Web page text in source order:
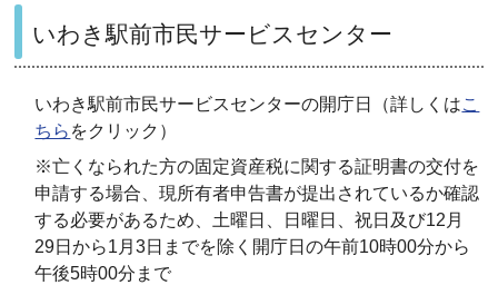
いわき駅前市民サービスセンター
いわき駅前市民サービスセンターの開庁日（詳しくはこ
ちら をクリック）
※亡くなられた方の固定資産税に関する証明書の交付を
申請する場合、現所有者申告書が提出されているか確認
する必要があるため、土曜日、日曜日、祝日及び12月
29日から1月3日までを除く開庁日の午前10時00分から
午後5時00分まで